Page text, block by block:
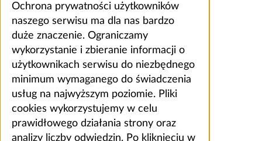
Ochrona prywatności użytkowników
naszego serwisu ma dla nas bardzo
duże znaczenie. Ograniczamy
wykorzystanie i zbieranie informacji o
użytkownikach serwisu do niezbędnego
minimum wymaganego do świadczenia
usług na najwyższym poziomie. Pliki
cookies wykorzystujemy w celu
prawidłowego działania strony oraz
analizy liczby odwiedzin. Po kliknięciu w